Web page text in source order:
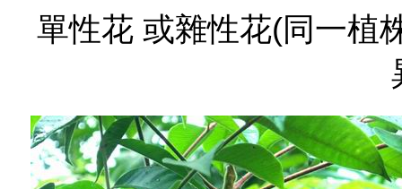
單性花 或雜性花(同一植